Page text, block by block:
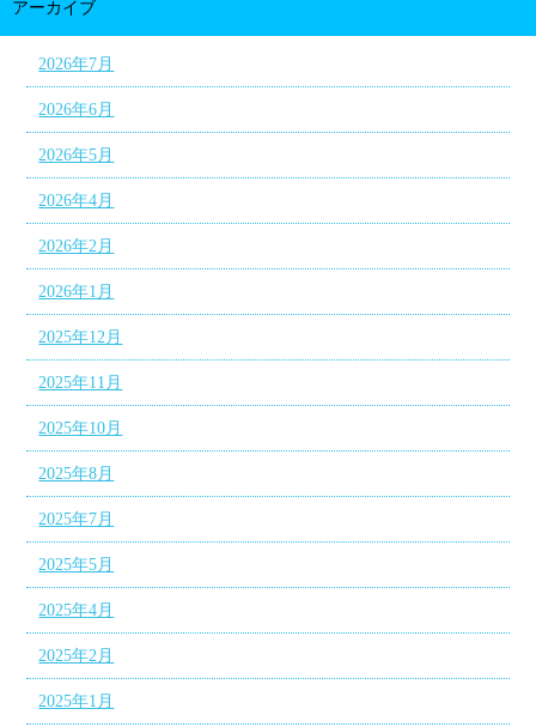
アーカイブ
2026年7月
2026年6月
2026年5月
2026年4月
2026年2月
2026年1月
2025年12月
2025年11月
2025年10月
2025年8月
2025年7月
2025年5月
2025年4月
2025年2月
2025年1月